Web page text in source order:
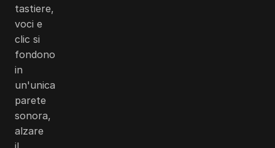
tastiere,
voci e
clic si
fondono
in
un'unica
parete
sonora,
alzare